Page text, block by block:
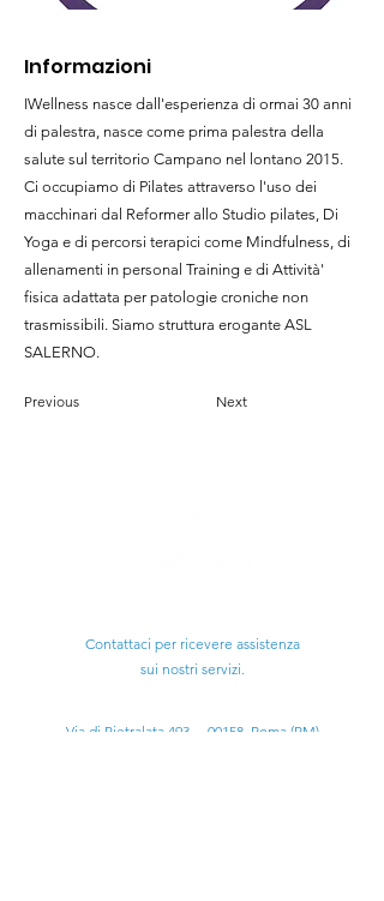
Informazioni
IWellness nasce dall'esperienza di ormai 30 anni
di palestra, nasce come prima palestra della
salute sul territorio Campano nel lontano 2015.
Ci occupiamo di Pilates attraverso l'uso dei
macchinari dal Reformer allo Studio pilates, Di
Yoga e di percorsi terapici come Mindfulness, di
allenamenti in personal Training e di Attività'
fisica adattata per patologie croniche non
trasmissibili. Siamo struttura erogante ASL
SALERNO.
Previous Next
Contattaci per ricevere assistenza
sui nostri servizi.
Via di Pietralata 493 – 00158, Roma (RM)